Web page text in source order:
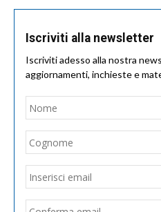
Iscriviti alla newsletter
Iscriviti adesso alla nostra
aggiornamenti, inchieste e
Nome
Email